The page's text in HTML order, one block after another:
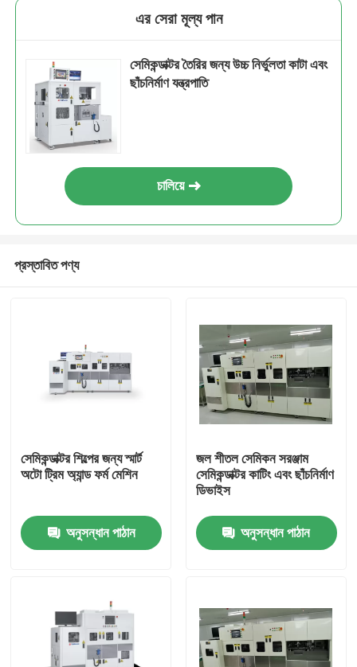
ভিডিও
এর সেরা মূল্য পান
সেমিকন্ডাক্টর তৈরির জন্য উচ্চ নির্ভুলতা কাটা এবং
ছাঁচনির্মাণ যন্ত্রপাতি
চালিয়ে
প্রস্তাবিত পণ্য
সেমিকন্ডাক্টর শিল্পের জন্য স্মার্ট
অটো ট্রিম অ্যান্ড ফর্ম মেশিন
অনুসন্ধান পাঠান
জল শীতল সেমিকন সরঞ্জাম
সেমিকন্ডাক্টর কাটিং এবং ছাঁচনির্মাণ
ডিভাইস
অনুসন্ধান পাঠান